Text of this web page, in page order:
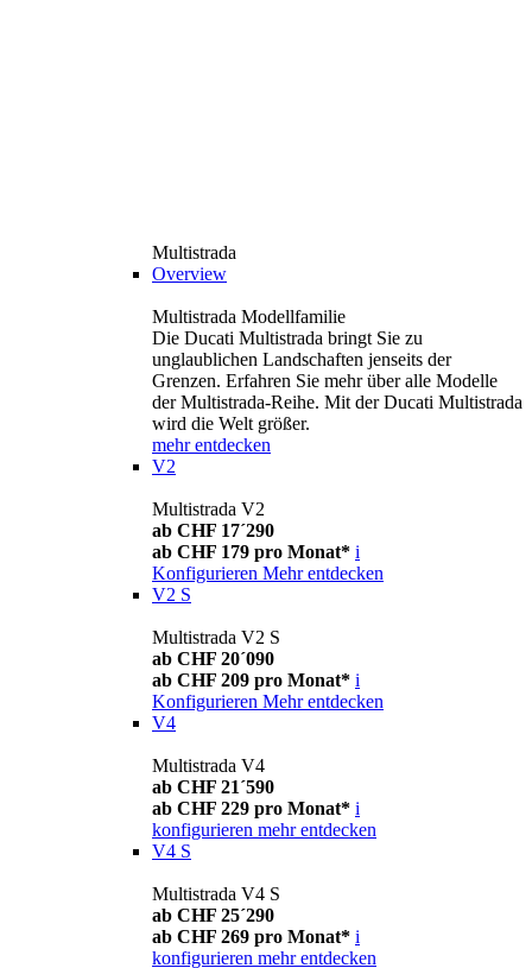
Multistrada
Overview
Multistrada Modellfamilie
Die Ducati Multistrada bringt Sie zu
unglaublichen Landschaften jenseits der
Grenzen. Erfahren Sie mehr über alle Modelle
der Multistrada-Reihe. Mit der Ducati Multistrada
wird die Welt größer.
mehr entdecken
V2
Multistrada V2
ab CHF 17´290
ab CHF 179 pro Monat* i
Konfigurieren Mehr entdecken
V2 S
Multistrada V2 S
ab CHF 20´090
ab CHF 209 pro Monat* i
Konfigurieren Mehr entdecken
V4
Multistrada V4
ab CHF 21´590
ab CHF 229 pro Monat* i
konfigurieren mehr entdecken
V4 S
Multistrada V4 S
ab CHF 25´290
ab CHF 269 pro Monat* i
konfigurieren mehr entdecken